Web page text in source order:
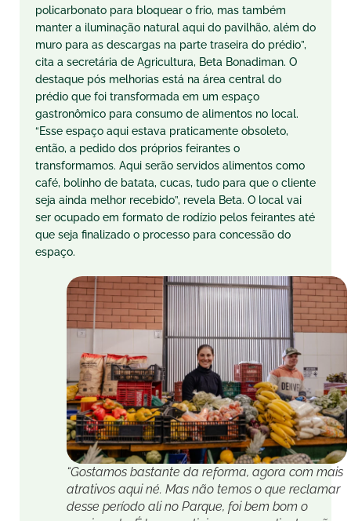
policarbonato para bloquear o frio, mas também
manter a iluminação natural aqui do pavilhão, além do
muro para as descargas na parte traseira do prédio”,
cita a secretária de Agricultura, Beta Bonadiman. O
destaque pós melhorias está na área central do
prédio que foi transformada em um espaço
gastronômico para consumo de alimentos no local.
“Esse espaço aqui estava praticamente obsoleto,
então, a pedido dos próprios feirantes o
transformamos. Aqui serão servidos alimentos como
café, bolinho de batata, cucas, tudo para que o cliente
seja ainda melhor recebido”, revela Beta. O local vai
ser ocupado em formato de rodízio pelos feirantes até
que seja finalizado o processo para concessão do
espaço.
“Gostamos bastante da reforma, agora com mais
atrativos aqui né. Mas não temos o que reclamar
desse período ali no Parque, foi bem bom o